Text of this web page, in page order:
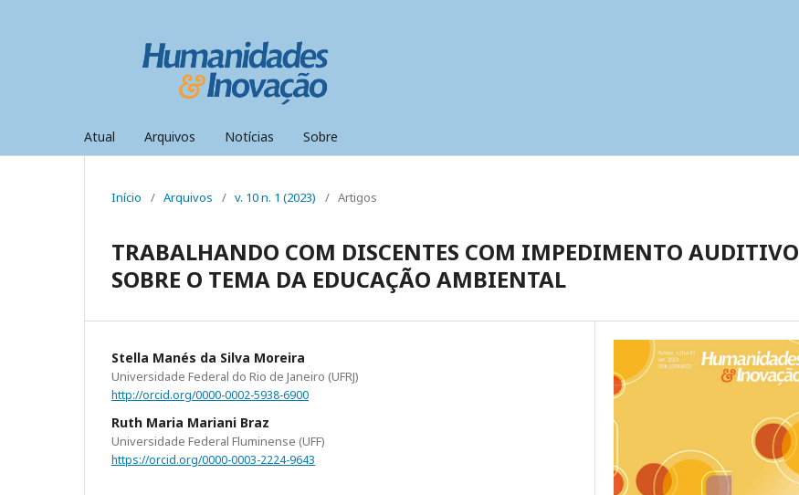
Atual Arquivos Notícias Sobre
Início / Arquivos / v. 10 n. 1 (2023) / Artigos
TRABALHANDO COM DISCENTES COM IMPEDIMENTO AUDITIVO
SOBRE O TEMA DA EDUCAÇÃO AMBIENTAL
Stella Manés da Silva Moreira
Universidade Federal do Rio de Janeiro (UFRJ)
http://orcid.org/0000-0002-5938-6900
Ruth Maria Mariani Braz
Universidade Federal Fluminense (UFF)
https://orcid.org/0000-0003-2224-9643